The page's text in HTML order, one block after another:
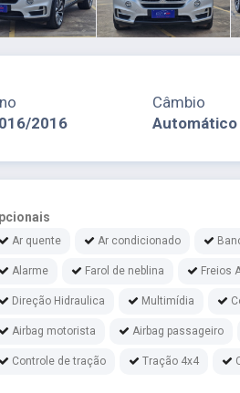
2016
Câmbio
Automático
Ar quente Ar condicionado
Alarme Farol de neblina Freios
Direção Hidraulica Multimídia
Airbag motorista Airbag passageiro
Controle de tração Tração 4x4